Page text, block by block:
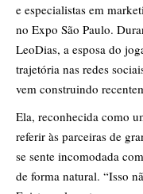
e especialistas em
no Expo São Paulo.
LeoDias, a esposa do
trajetória nas redes
vem construindo
Ela, reconhecida como
referir às parceiras de
se sente incomodada
de forma natural. “Isso